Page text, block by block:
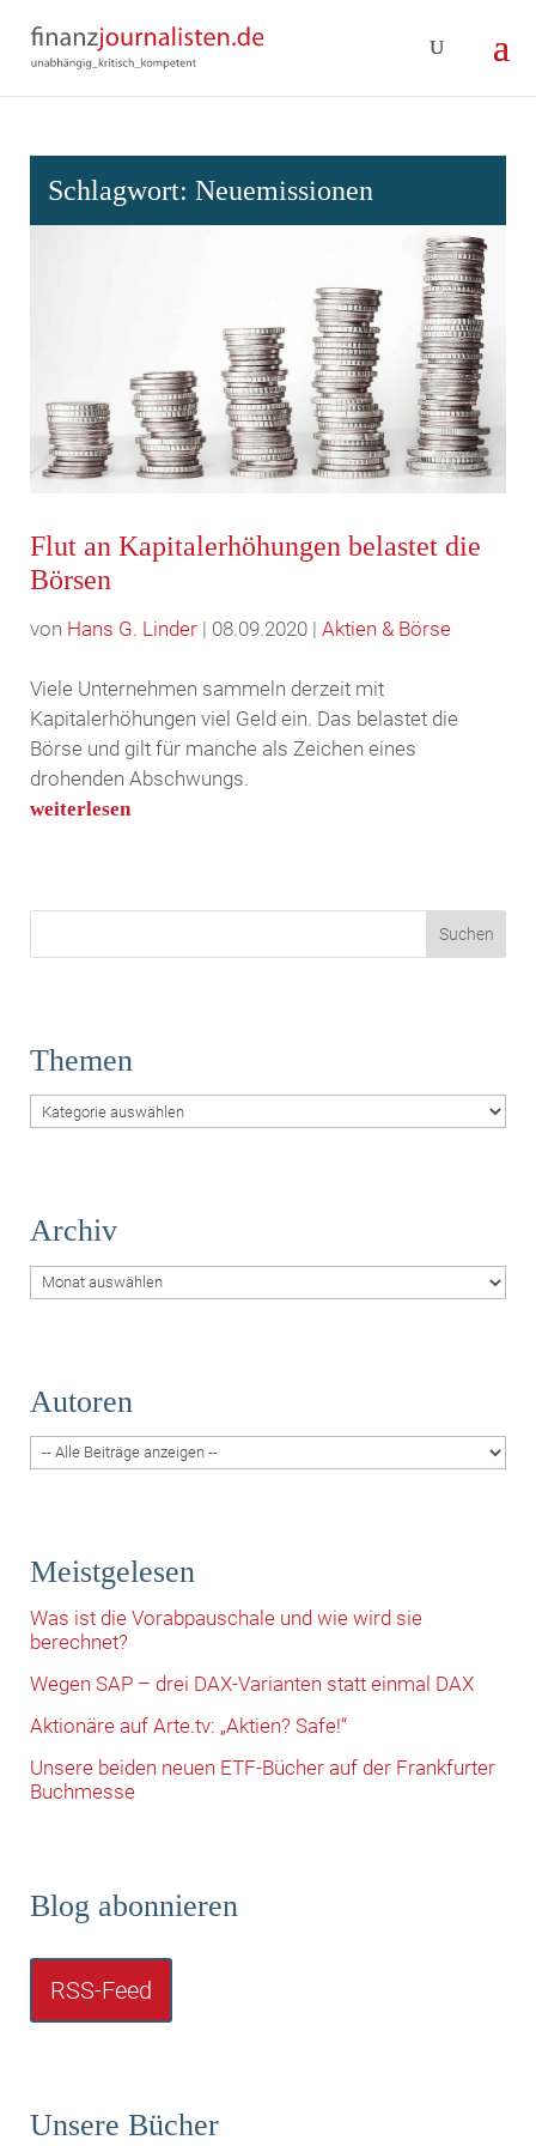
Schlagwort: Neuemissionen
Flut an Kapitalerhöhungen belastet die
Börsen
von Hans G. Linder| 08.09.2020| Aktien & Börse
Viele Unternehmen sammeln derzeit mit
Kapitalerhöhungen viel Geld ein. Das belastet die
Börse und gilt für manche als Zeichen eines
drohenden Abschwungs.
weiterlesen
Themen
Themen
Archiv
Archiv
Autoren
Meistgelesen
Was ist die Vorabpauschale und wie wird sie
berechnet?
Wegen SAP – drei DAX-Varianten statt einmal DAX
Aktionäre auf Arte.tv: „Aktien? Safe!“
Unsere beiden neuen ETF-Bücher auf der Frankfurter
Buchmesse
Blog abonnieren
RSS-Feed
Unsere Bücher